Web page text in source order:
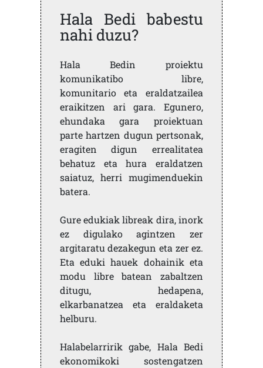
Hala Bedi babestu
nahi duzu?
Hala Bedin proiektu
komunikatibo libre,
komunitario eta eraldatzailea
eraikitzen ari gara. Egunero,
ehundaka gara proiektuan
parte hartzen dugun pertsonak,
eragiten digun errealitatea
behatuz eta hura eraldatzen
saiatuz, herri mugimenduekin
batera.
Gure edukiak libreak dira, inork
ez digulako agintzen zer
argitaratu dezakegun eta zer ez.
Eta eduki hauek dohainik eta
modu libre batean zabaltzen
ditugu, hedapena,
elkarbanatzea eta eraldaketa
helburu.
Halabelarririk gabe, Hala Bedi
ekonomikoki sostengatzen